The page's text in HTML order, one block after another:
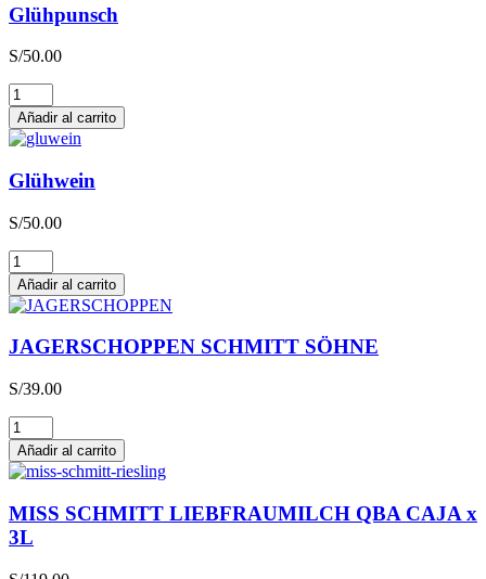
Glühpunsch
S/50.00
Glühpunsch
cantidad
Añadir al carrito
Glühwein
S/50.00
Glühwein
cantidad
Añadir al carrito
JAGERSCHOPPEN SCHMITT SÖHNE
S/39.00
JAGERSCHOPPEN
SCHMITT
SÖHNE
cantidad
Añadir al carrito
MISS SCHMITT LIEBFRAUMILCH QBA CAJA x
3L